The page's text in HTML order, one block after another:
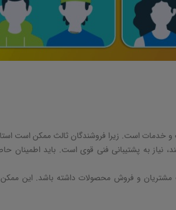
است. زیرا فروشندگان ثالث ممکن است
نیاز به پشتیبانی فنی قوی است. باید اطمینان
و فروش محصولات داشته باشد. این